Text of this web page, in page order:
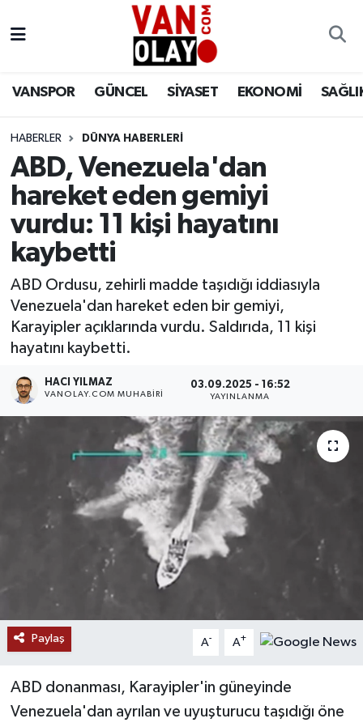
VANSPOR GÜNCEL SİYASET EKONOMİ
HABERLER DÜNYA HABERLERİ
ABD, Venezuela'dan
hareket eden gemiyi
vurdu: 11 kişi hayatını
kaybetti
ABD Ordusu, zehirli madde taşıdığı iddiasıyla
Venezuela'dan hareket eden bir gemiyi,
Karayipler açıklarında vurdu. Saldırıda, 11 kişi
hayatını kaybetti.
HACI YILMAZ
VANOLAY.COM MUHABIRI
03.09.2025 - 16:52
YAYINLANMA
Paylaş A- A+
ABD donanması, Karayipler'in güneyinde
Venezuela'dan ayrılan ve uyuşturucu taşıdığı öne
Siyaset
Ekonomi
Sağlık
Eğitim
Bilim & Teknoloji
Dünya
RESMİ İLANLAR
Van Nöbetçi Eczaneler
Van Namaz Vakitleri
Van Trafik Yoğunluk Haritası
Süper Lig Puan Durumu ve Fikstür
Tüm Manşetler
Son Dakika Haberleri
Haber Arşivi